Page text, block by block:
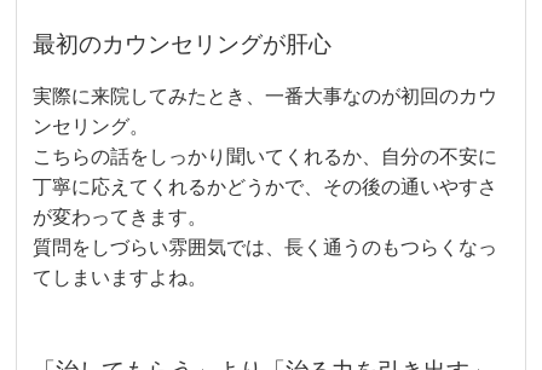
最初のカウンセリングが肝心
実際に来院してみたとき、一番大事なのが初回のカウ
ンセリング。
こちらの話をしっかり聞いてくれるか、自分の不安に
丁寧に応えてくれるかどうかで、その後の通いやすさ
が変わってきます。
質問をしづらい雰囲気では、長く通うのもつらくなっ
てしまいますよね。